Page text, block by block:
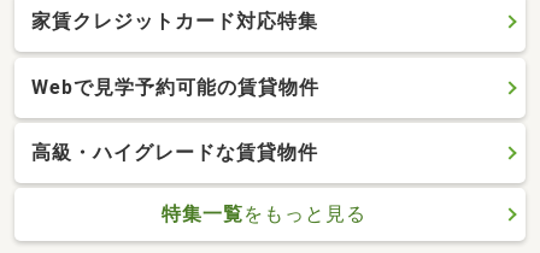
家賃クレジットカード対応特集
Webで見学予約可能の賃貸物件
高級・ハイグレードな賃貸物件
特集一覧をもっと見る